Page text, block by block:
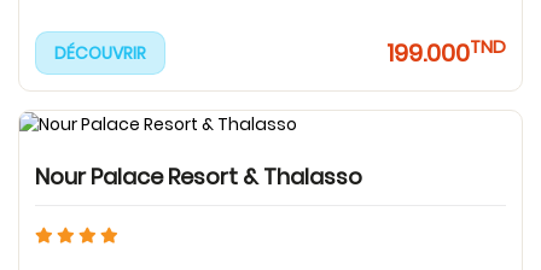
DÉCOUVRIR 199.000TND
Nour Palace Resort & Thalasso